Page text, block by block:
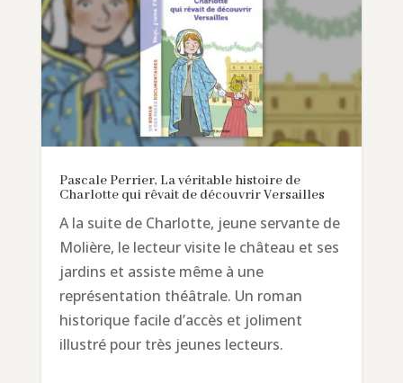
Pascale Perrier, La véritable histoire de
Charlotte qui rêvait de découvrir Versailles
A la suite de Charlotte, jeune servante de
Molière, le lecteur visite le château et ses
jardins et assiste même à une
représentation théâtrale. Un roman
historique facile d’accès et joliment
illustré pour très jeunes lecteurs.